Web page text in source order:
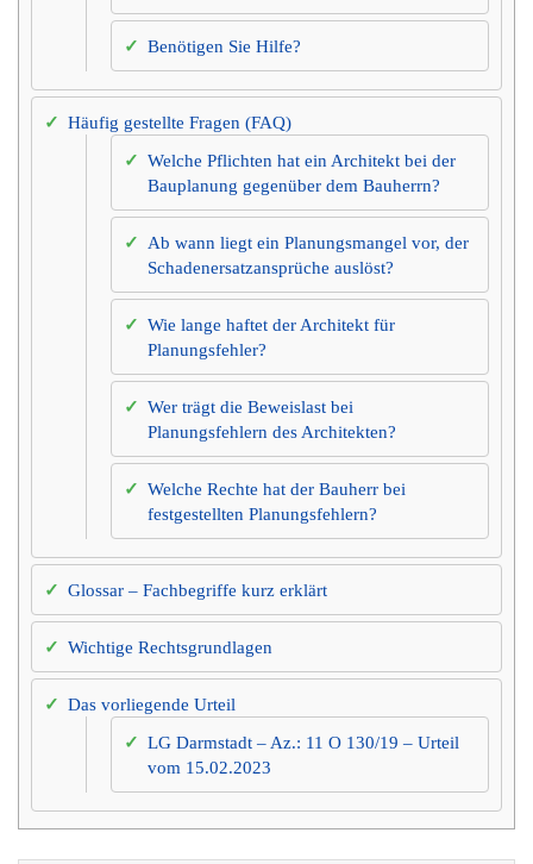
Benötigen Sie Hilfe?
Häufig gestellte Fragen (FAQ)
Welche Pflichten hat ein Architekt bei der
Bauplanung gegenüber dem Bauherrn?
Ab wann liegt ein Planungsmangel vor, der
Schadenersatzansprüche auslöst?
Wie lange haftet der Architekt für
Planungsfehler?
Wer trägt die Beweislast bei
Planungsfehlern des Architekten?
Welche Rechte hat der Bauherr bei
festgestellten Planungsfehlern?
Glossar – Fachbegriffe kurz erklärt
Wichtige Rechtsgrundlagen
Das vorliegende Urteil
LG Darmstadt – Az.: 11 O 130/19 – Urteil
vom 15.02.2023